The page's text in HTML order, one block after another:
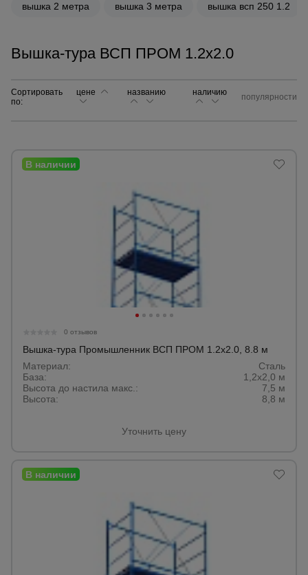
вышка 2 метра вышка 3 метра вышка всп 250 1.2
Вышка-тура ВСП ПРОМ 1.2х2.0
Сортировать
по:
цене названию наличию популярности
0 отзывов
Вышка-тура Промышленник ВСП ПРОМ 1.2х2.0, 8.8 м
Материал:
Сталь
База:
1,2х2,0 м
Высота до настила макс.:
7,5 м
Высота:
8,8 м
Уточнить цену
Сетка,
тенты,
Грузоподъемное
оборудование
Мусоропровод
строительный
Фанера
ламинированная
Оборудование
для работы с
арматурой